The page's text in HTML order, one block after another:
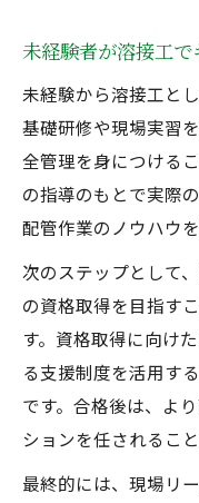
未経験者が溶接工
未経験から溶接工と
基礎研修や現場実習
全管理を身につける
の指導のもとで実際
配管作業のノウハウ
次のステップとして
の資格取得を目指す
す。資格取得に向け
る支援制度を活用す
です。合格後は、よ
ションを任されるこ
最終的には、現場リ